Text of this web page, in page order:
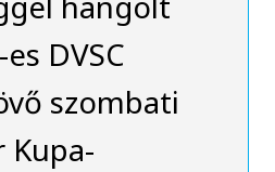
DVSC
szombati
Kupa-